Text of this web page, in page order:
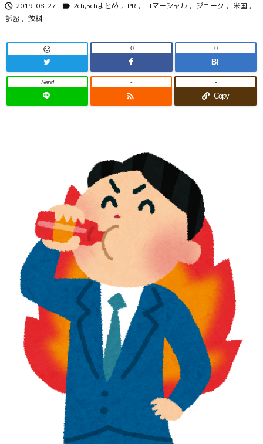
 2019-08-27  2ch,5chまとめ , PR , コマーシャル , ジョーク , 米国 ,
訴訟 , 飲料
 0
B!
0
Send

-
Copy
-